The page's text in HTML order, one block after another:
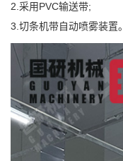
2.采用PVC输送带;
3.切条机带自动喷雾装置。